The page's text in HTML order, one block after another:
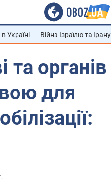
Україні Війна Ізраїлю та Ірану
та органів
для